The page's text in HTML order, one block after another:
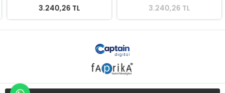
3.240,26 TL
3.240,26 TL